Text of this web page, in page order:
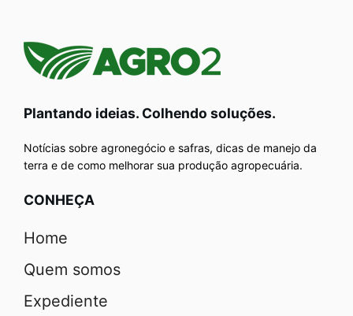
Plantando ideias. Colhendo soluções.
Notícias sobre agronegócio e safras, dicas de manejo da
terra e de como melhorar sua produção agropecuária.
CONHEÇA
Home
Quem somos
Expediente